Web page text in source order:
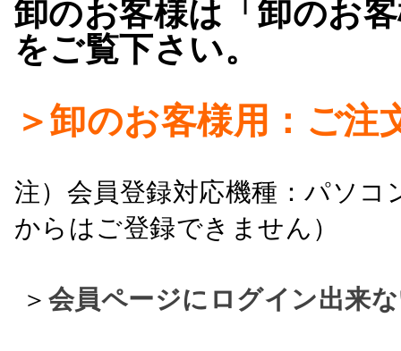
卸のお客様は「卸のお
をご覧下さい。
＞卸のお客様用：ご注
注）会員登録対応機種：パソ
からはご登録できません）
＞ 会員ページにログイン出来